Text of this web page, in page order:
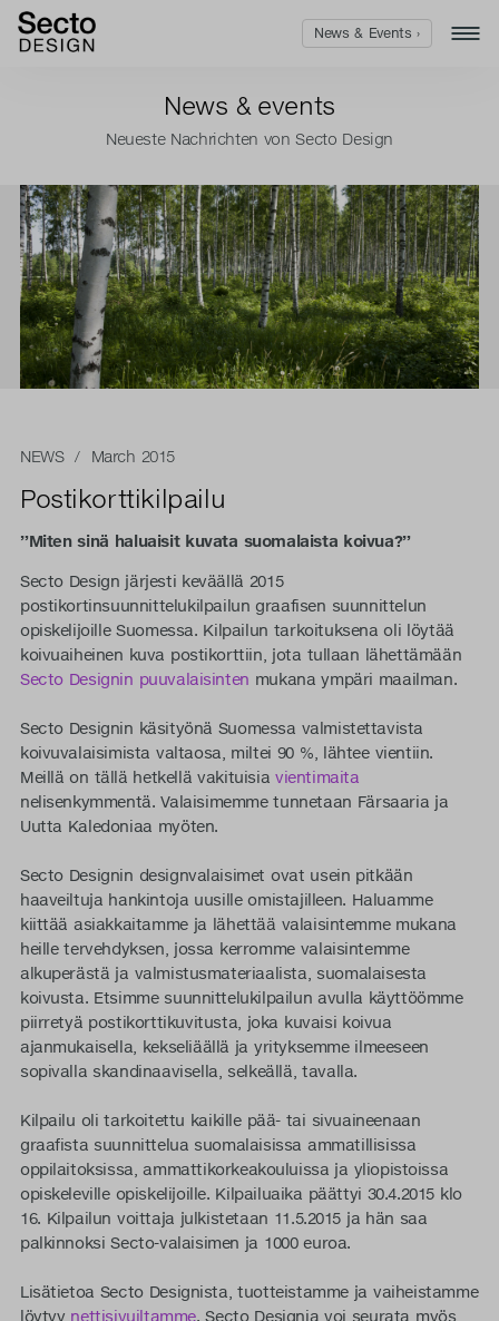
News & events
Neueste Nachrichten von Secto Design
NEWS/ March 2015
Postikorttikilpailu
”Miten sinä haluaisit kuvata suomalaista koivua?”
Secto Design järjesti keväällä 2015
postikortinsuunnittelukilpailun graafisen suunnittelun
opiskelijoille Suomessa. Kilpailun tarkoituksena oli löytää
koivuaiheinen kuva postikorttiin, jota tullaan lähettämään
Secto Designin puuvalaisinten mukana ympäri maailman.
Secto Designin käsityönä Suomessa valmistettavista
koivuvalaisimista valtaosa, miltei 90 %, lähtee vientiin.
Meillä on tällä hetkellä vakituisiavientimaita
nelisenkymmentä. Valaisimemme tunnetaan Färsaaria ja
Uutta Kaledoniaa myöten.
Secto Designin designvalaisimet ovat usein pitkään
haaveiltuja hankintoja uusille omistajilleen. Haluamme
kiittää asiakkaitamme ja lähettää valaisintemme mukana
heille tervehdyksen, jossa kerromme valaisintemme
alkuperästä ja valmistusmateriaalista, suomalaisesta
koivusta. Etsimme suunnittelukilpailun avulla käyttöömme
piirretyä postikorttikuvitusta, joka kuvaisi koivua
ajanmukaisella, kekseliäällä ja yrityksemme ilmeeseen
sopivalla skandinaavisella, selkeällä, tavalla.
Kilpailu oli tarkoitettu kaikille pää- tai sivuaineenaan
graafista suunnittelua suomalaisissa ammatillisissa
oppilaitoksissa, ammattikorkeakouluissa ja yliopistoissa
opiskeleville opiskelijoille. Kilpailuaika päättyi 30.4.2015 klo
16. Kilpailun voittaja julkistetaan 11.5.2015 ja hän saa
palkinnoksi Secto-valaisimen ja 1000 euroa.
Lisätietoa Secto Designista, tuotteistamme ja vaiheistamme
löytyy nettisivuiltamme. Secto Designia voi seurata myös
News & Events ›